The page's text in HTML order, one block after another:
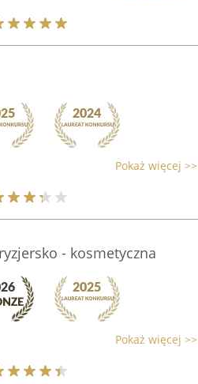
Pokaż więcej >>
- kosmetyczna
Pokaż więcej >>